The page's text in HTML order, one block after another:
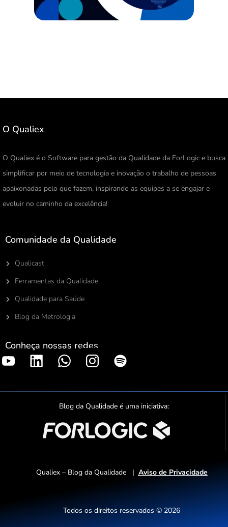
O Qualiex
O Qualiex é o Software para gestão da Qualidade da ForLogic e busca
simplificar por meio de tecnologia e inovação o trabalho de pessoas
apaixonadas pelo que fazem, inspirando as equipes a se engajar e
evoluir no caminho da excelência!
Comunidade da Qualidade
Qualicast
Ferramentas da Qualidade
Qualidade para Saúde
Blog da Metrologia
Conheça nossas redes
S
o
t
i
f
y
Blog da Qualidade é uma iniciativa:
Qualiex – Blog da Qualidade | Aviso de Privacidade
Todos os direitos reservados © 2026